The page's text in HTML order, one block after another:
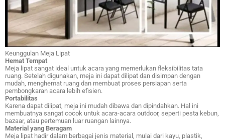
Keunggulan Meja Lipat
Hemat Tempat
Meja lipat sangat ideal untuk acara yang memerlukan fleksibilitas tata
ruang. Setelah digunakan, meja ini dapat dilipat dan disimpan dengan
mudah, menghemat ruang dan membuat proses persiapan serta
pembongkaran acara lebih efisien.
Portabilitas
Karena dapat dilipat, meja ini mudah dibawa dan dipindahkan. Hal ini
membuatnya sangat cocok untuk acara-acara outdoor, seperti pesta kebun,
bazaar, atau pertemuan luar ruangan lainnya.
Material yang Beragam
Meja lipat hadir dalam berbagai jenis material, mulai dari kayu, plastik,